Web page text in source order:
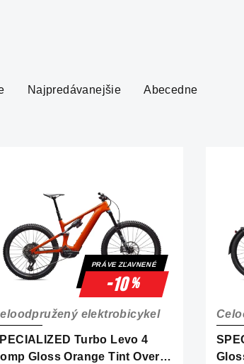
Najpredávanejšie Abecedne
PRÁVE ZĽAVNENÉ
-10%
Turbo Levo 4
Gloss Orange Tint Over
elektrobicykel